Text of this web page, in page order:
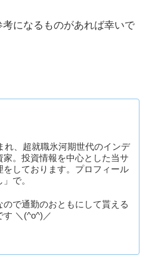
になるものがあれば幸いで
れ、超就職氷河期世代のインデ
家。投資情報を中心とした当サ
をしております。プロフィール
で。
ので通勤のおともにして貰える
す ＼(^o^)／